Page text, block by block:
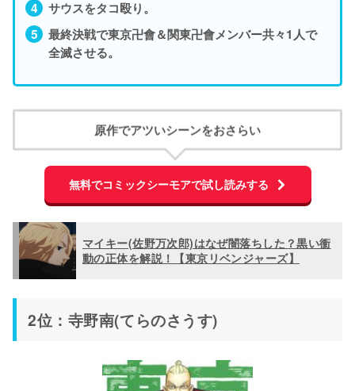
サウスをタコ殴り。
最終決戦で東京卍會＆関東卍會メンバー共々1人で
全滅させる。
原作でアツいシーンをおさらい
無料でコミックシーモアで試し読みする
マイキー(佐野万次郎)はなぜ闇落ちした？黒い衝
動の正体を解説！【東京リベンジャーズ】
2位：寺野南(てらのさうす)